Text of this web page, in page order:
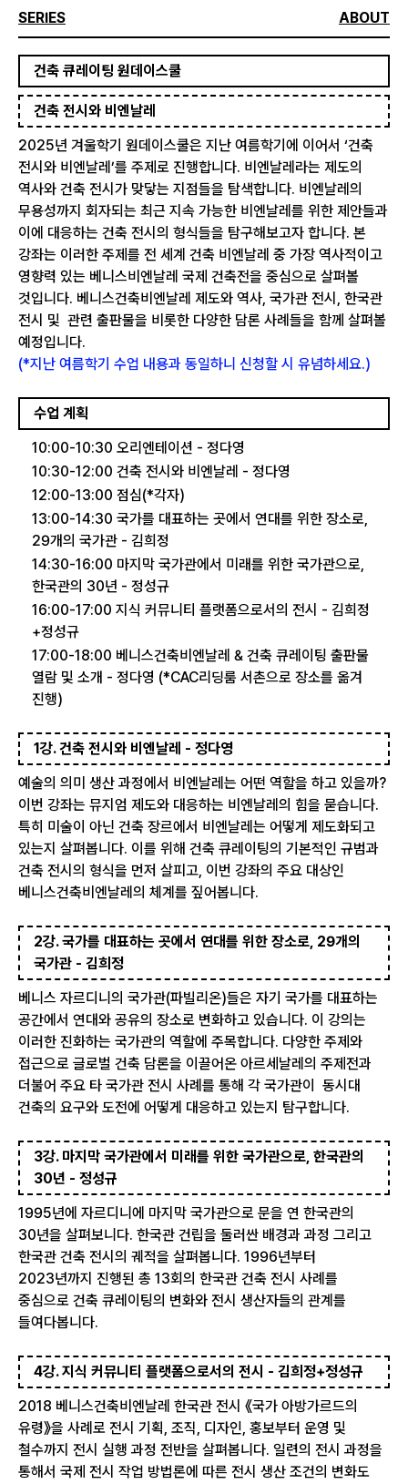
SERIES ABOUT
건축 큐레이팅 원데이스쿨
건축 전시와 비엔날레
2025년 겨울학기 원데이스쿨은 지난 여름학기에 이어서 ‘건축
전시와 비엔날레’를 주제로 진행합니다. 비엔날레라는 제도의
역사와 건축 전시가 맞닿는 지점들을 탐색합니다. 비엔날레의
무용성까지 회자되는 최근 지속 가능한 비엔날레를 위한 제안들과
이에 대응하는 건축 전시의 형식들을 탐구해보고자 합니다. 본
강좌는 이러한 주제를 전 세계 건축 비엔날레 중 가장 역사적이고
영향력 있는 베니스비엔날레 국제 건축전을 중심으로 살펴볼
것입니다. 베니스건축비엔날레 제도와 역사, 국가관 전시, 한국관
전시 및 관련 출판물을 비롯한 다양한 담론 사례들을 함께 살펴볼
예정입니다.
(*지난 여름학기 수업 내용과 동일하니 신청할 시 유념하세요.)
수업 계획
10:00-10:30 오리엔테이션 - 정다영
10:30-12:00 건축 전시와 비엔날레 - 정다영
12:00-13:00 점심(*각자)
13:00-14:30 국가를 대표하는 곳에서 연대를 위한 장소로,
29개의 국가관 - 김희정
14:30-16:00 마지막 국가관에서 미래를 위한 국가관으로,
한국관의 30년 - 정성규
16:00-17:00 지식 커뮤니티 플랫폼으로서의 전시 - 김희정
+정성규
17:00-18:00 베니스건축비엔날레 & 건축 큐레이팅 출판물
열람 및 소개 - 정다영 (*CAC리딩룸 서촌으로 장소를 옮겨
진행)
1강. 건축 전시와 비엔날레 - 정다영
예술의 의미 생산 과정에서 비엔날레는 어떤 역할을 하고 있을까?
이번 강좌는 뮤지엄 제도와 대응하는 비엔날레의 힘을 묻습니다.
특히 미술이 아닌 건축 장르에서 비엔날레는 어떻게 제도화되고
있는지 살펴봅니다. 이를 위해 건축 큐레이팅의 기본적인 규범과
건축 전시의 형식을 먼저 살피고, 이번 강좌의 주요 대상인
베니스건축비엔날레의 체계를 짚어봅니다.
2강. 국가를 대표하는 곳에서 연대를 위한 장소로, 29개의
국가관 - 김희정
베니스 자르디니의 국가관(파빌리온)들은 자기 국가를 대표하는
공간에서 연대와 공유의 장소로 변화하고 있습니다. 이 강의는
이러한 진화하는 국가관의 역할에 주목합니다. 다양한 주제와
접근으로 글로벌 건축 담론을 이끌어온 아르세날레의 주제전과
더불어 주요 타 국가관 전시 사례를 통해 각 국가관이 동시대
건축의 요구와 도전에 어떻게 대응하고 있는지 탐구합니다.
3강. 마지막 국가관에서 미래를 위한 국가관으로, 한국관의
30년 - 정성규
1995년에 자르디니에 마지막 국가관으로 문을 연 한국관의
30년을 살펴보니다. 한국관 건립을 둘러싼 배경과 과정 그리고
한국관 건축 전시의 궤적을 살펴봅니다. 1996년부터
2023년까지 진행된 총 13회의 한국관 건축 전시 사례를
중심으로 건축 큐레이팅의 변화와 전시 생산자들의 관계를
들여다봅니다.
4강. 지식 커뮤니티 플랫폼으로서의 전시 - 김희정+정성규
2018 베니스건축비엔날레 한국관 전시 《국가 아방가르드의
유령》을 사례로 전시 기획, 조직, 디자인, 홍보부터 운영 및
철수까지 전시 실행 과정 전반을 살펴봅니다. 일련의 전시 과정을
통해서 국제 전시 작업 방법론에 따른 전시 생산 조건의 변화도